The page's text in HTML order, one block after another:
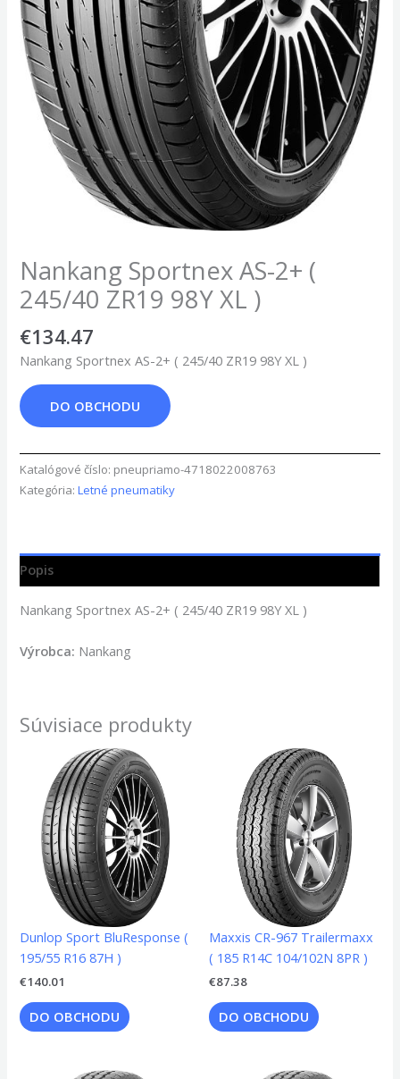
Nankang Sportnex AS-2+ (
245/40 ZR19 98Y XL )
€134.47
Nankang Sportnex AS-2+ ( 245/40 ZR19 98Y XL )
DO OBCHODU
Katalógové číslo: pneupriamo-4718022008763
Kategória:Letné pneumatiky
Popis
Nankang Sportnex AS-2+ ( 245/40 ZR19 98Y XL )
Výrobca: Nankang
Súvisiace produkty
Dunlop Sport BluResponse (
195/55 R16 87H )
€140.01
DO OBCHODU
Maxxis CR-967 Trailermaxx
( 185 R14C 104/102N 8PR )
€87.38
DO OBCHODU